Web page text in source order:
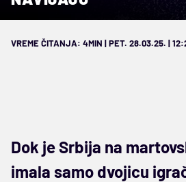
VREME ČITANJA: 4MIN | PET. 28.03.25. |
Dok je Srbija na
imala samo dvojicu